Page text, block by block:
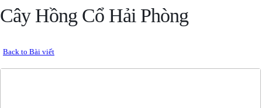
Cây Hồng Cổ Hải Phòng
Back to Bài viết